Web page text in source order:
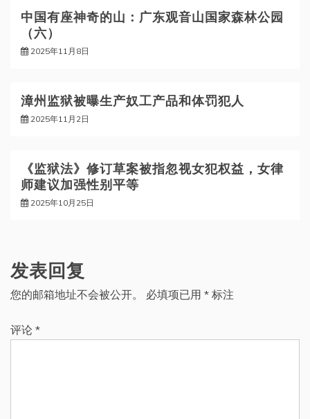
中国有座神奇的山：广东观音山国家森林公园
（六）
2025年11月8日
漳州监狱被曝生产奴工产品和体罚犯人
2025年11月2日
《监狱法》修订草案被指忽视女犯权益，女律
师建议加强性别平等
2025年10月25日
发表回复
您的邮箱地址不会被公开。 必填项已用 * 标注
评论 *